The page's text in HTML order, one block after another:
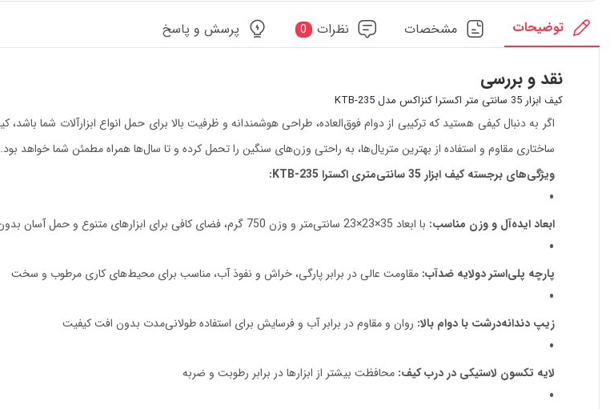
توضیحات مشخصات نظرات 0 پرسش و پاسخ
نقد و بررسی
کيف ابزار 35 سانتی متر اکسترا کنزاکس مدل KTB-235
ساختاری مقاوم و استفاده از بهترین متریال‌ها، به راحتی وزن‌های سنگین را تحمل کرده و تا سال‌ها همراه مطمئن شما خواهد بود.
ویژگی‌های برجسته کیف ابزار 35 سانتی‌متری اکسترا KTB-235:
ابعاد ایده‌آل و وزن مناسب: با ابعاد 35×23×23 سانتی‌متر و وزن 750 گرم، فضای کافی برای ابزارهای متنوع و حمل آسان بدون خستگی
پارچه پلی‌استر دولایه ضدآب: مقاومت عالی در برابر پارگی، خراش و نفوذ آب، مناسب برای محیط‌های کاری مرطوب و سخت
زیپ دندانه‌درشت با دوام بالا: روان و مقاوم در برابر آب و فرسایش برای استفاده طولانی‌مدت بدون افت کیفیت
لایه تکسون لاستیکی در درب کیف: محافظت بیشتر از ابزارها در برابر رطوبت و ضربه